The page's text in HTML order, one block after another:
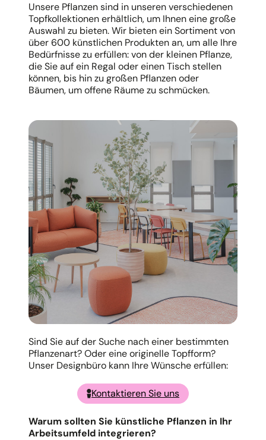
Unsere Pflanzen sind in unseren verschiedenen
Topfkollektionen erhältlich, um Ihnen eine große
Auswahl zu bieten. Wir bieten ein Sortiment von
über 600 künstlichen Produkten an, um alle Ihre
Bedürfnisse zu erfüllen: von der kleinen Pflanze,
die Sie auf ein Regal oder einen Tisch stellen
können, bis hin zu großen Pflanzen oder
Bäumen, um offene Räume zu schmücken.
Sind Sie auf der Suche nach einer bestimmten
Pflanzenart? Oder eine originelle Topfform?
Unser Designbüro kann Ihre Wünsche erfüllen:
Kontaktieren Sie uns
Warum sollten Sie künstliche Pflanzen in Ihr
Arbeitsumfeld integrieren?